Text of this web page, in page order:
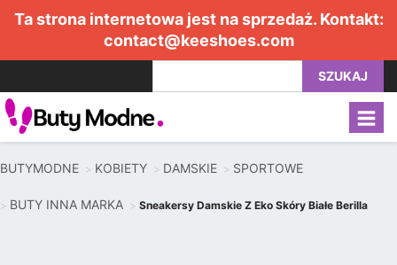
Ta strona internetowa jest na sprzedaż. Kontakt:
contact@keeshoes.com
SZUKAJ
BUTYMODNE KOBIETY DAMSKIE SPORTOWE
BUTY INNA MARKA Sneakersy Damskie Z Eko Skóry Białe Berilla